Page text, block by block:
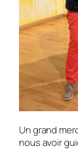
Un grand
nous avoir